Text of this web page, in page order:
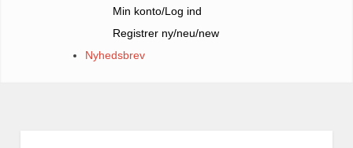
Min konto/Log ind
Registrer ny/neu/new
Nyhedsbrev